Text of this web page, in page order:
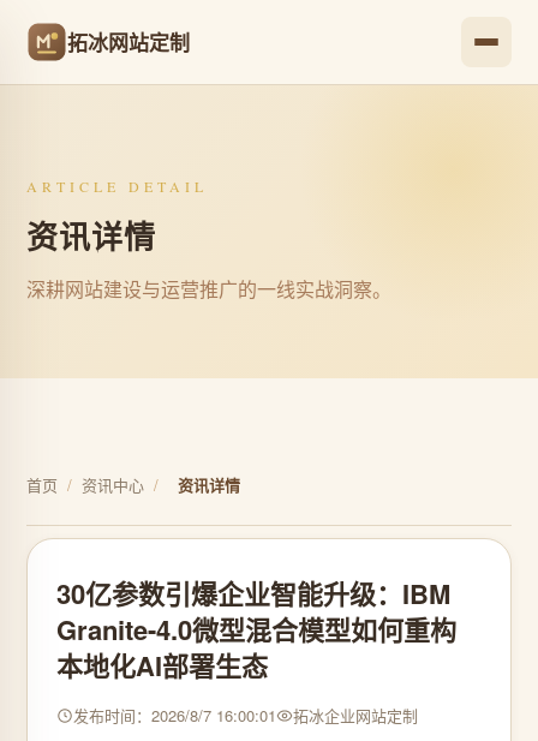
拓冰网站定制
ARTICLE DETAIL
资讯详情
深耕网站建设与运营推广的一线实战洞察。
首页 / 资讯中心 / 资讯详情
30亿参数引爆企业智能升级：IBM
Granite-4.0微型混合模型如何重构
本地化AI部署生态
发布时间：2026/8/7 16:00:01 拓冰企业网站定制